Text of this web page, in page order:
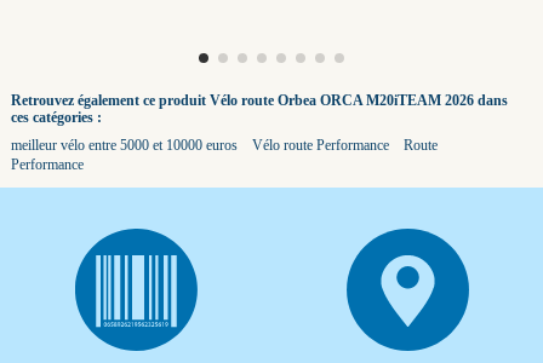
Retrouvez également ce produit Vélo route Orbea ORCA M20iTEAM 2026 dans
ces catégories :
meilleur vélo entre 5000 et 10000 euros
Vélo route Performance
Route
Performance